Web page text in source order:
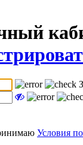
Условия